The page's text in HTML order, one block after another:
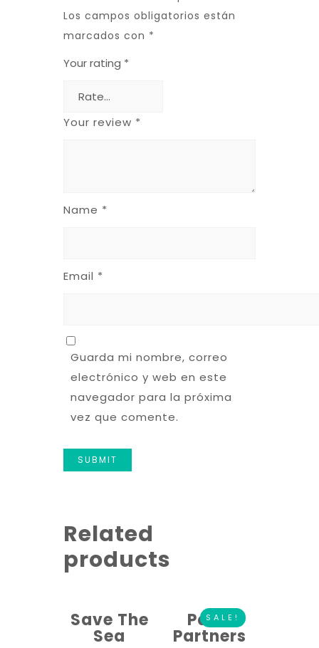
Los campos obligatorios están
marcados con *
Your rating *
Your review *
Name *
Email *
Guarda mi nombre, correo
electrónico y web en este
navegador para la próxima
vez que comente.
Related
products
Save The
Sea
SALE!
Paws
Partners